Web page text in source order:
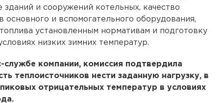
зданий и сооружений котельных, качество
и вспомогательного оборудования,
установленным нормативам и подготовку
низких зимних температур.
службе компании, комиссия подтвердила
теплоисточников нести заданную нагрузку, в
отрицательных температур в условиях